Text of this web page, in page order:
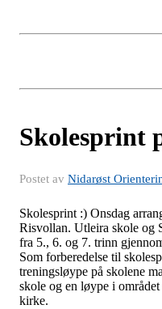
Skolesprint
Postet av Nidarøst
Skolesprint :) Onsdag
Risvollan. Utleira skole og
fra 5., 6. og 7. trinn
Som forberedelse til
treningsløype på skolene
skole og en løype i
kirke.